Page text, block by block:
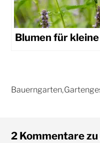
Blumen für
2 Kommentare